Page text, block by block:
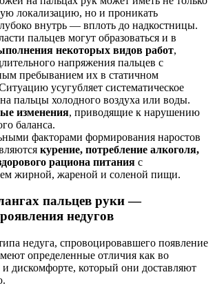
локализацию, но и проникать
внутрь — вплоть до надкостницы.
пальцев могут образоваться и в
некоторых видов работ,
напряжения пальцев с
пребыванием их в статичном
усугубляет систематическое
пальцы холодного воздуха или воды.
изменения, приводящие к нарушению
баланса.
факторами формирования наростов
курение, потребление алкоголя,
рациона питания с
жирной, жареной и соленой пищи.
пальцев руки —
недугов
недуга, спровоцировавшего появление
определенные отличия как во
дискомфорте, который они доставляют